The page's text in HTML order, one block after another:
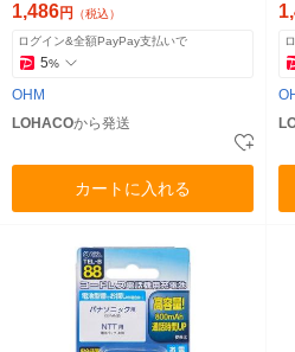
1,486円 （税込）
ログイン&全額PayPay支払いで
5%
OHM
LOHACOから発送
カートに入れる